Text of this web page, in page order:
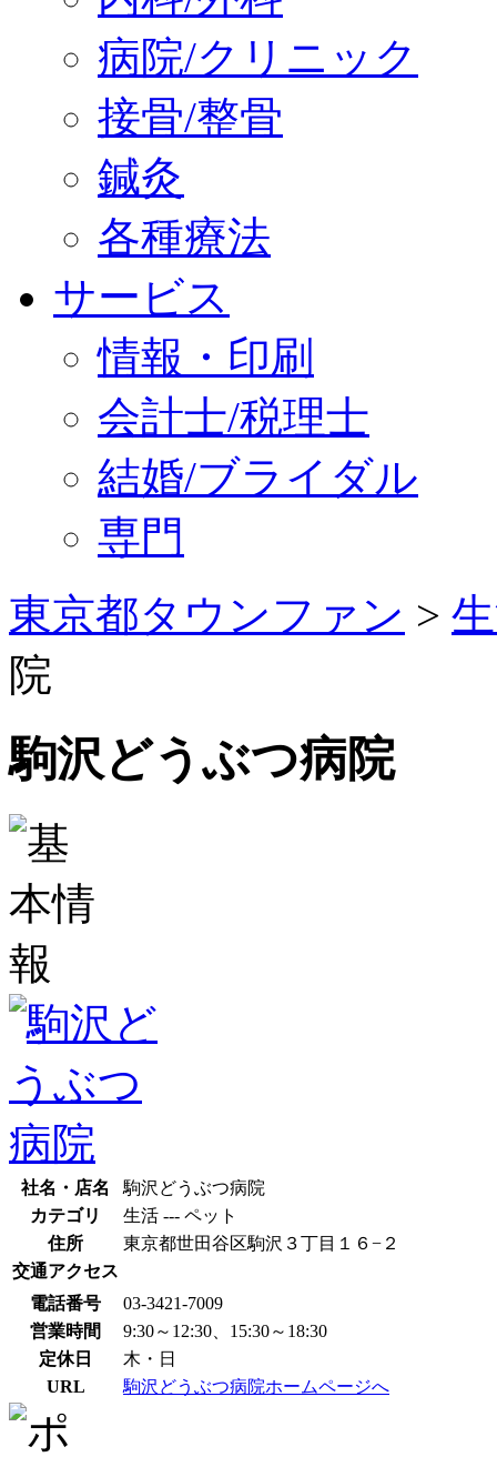
病院/クリニック
接骨/整骨
鍼灸
各種療法
サービス
情報・印刷
会計士/税理士
結婚/ブライダル
専門
東京都タウンファン >
院
駒沢どうぶつ病院
社名・店名
駒沢どうぶつ病院
カテゴリ
生活 --- ペット
住所
東京都世田谷区駒沢３丁目１６−２
交通アクセス
電話番号
03-3421-7009
営業時間
9:30～12:30、15:30～18:30
定休日
木・日
URL
駒沢どうぶつ病院ホームページへ